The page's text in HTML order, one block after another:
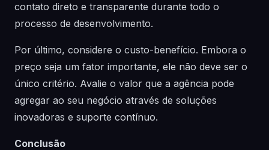
contato direto e transparente durante todo o
processo de desenvolvimento.
Por último, considere o custo-benefício. Embora o
preço seja um fator importante, ele não deve ser o
único critério. Avalie o valor que a agência pode
agregar ao seu negócio através de soluções
inovadoras e suporte contínuo.
Conclusão